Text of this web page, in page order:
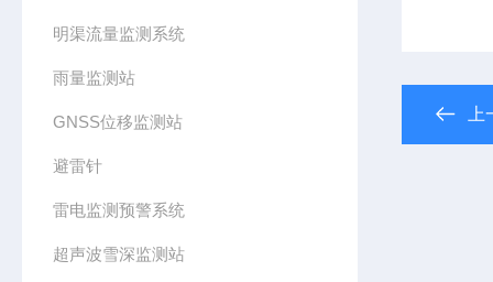
明渠流量监测系统
雨量监测站
GNSS位移监测站
避雷针
雷电监测预警系统
超声波雪深监测站